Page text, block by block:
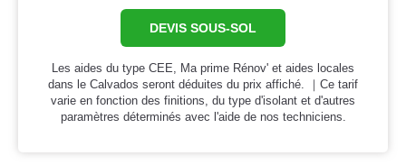
DEVIS SOUS-SOL
Les aides du type CEE, Ma prime Rénov' et aides locales
dans le Calvados seront déduites du prix affiché. ｜Ce tarif
varie en fonction des finitions, du type d'isolant et d'autres
paramètres déterminés avec l'aide de nos techniciens.